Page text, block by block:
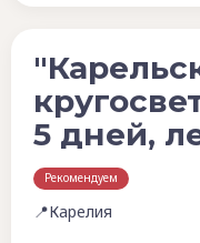
5 дней,
Рекомендуем
📍Карелия